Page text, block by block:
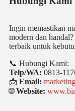
Ingin memastikan
modern dan
terbaik untuk
📞 Hubungi Kami:
Telp/WA: 0813-
📩 Email:
🌐Website: